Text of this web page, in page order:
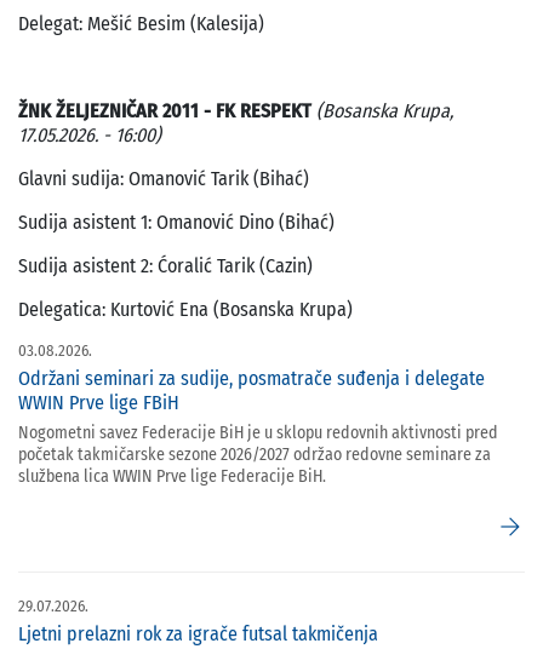
Delegat: Mešić Besim (Kalesija)
ŽNK ŽELJEZNIČAR 2011 - FK RESPEKT (Bosanska Krupa,
17.05.2026. - 16:00)
Glavni sudija: Omanović Tarik (Bihać)
Sudija asistent 1: Omanović Dino (Bihać)
Sudija asistent 2: Ćoralić Tarik (Cazin)
Delegatica: Kurtović Ena (Bosanska Krupa)
03.08.2026.
Održani seminari za sudije, posmatrače suđenja i delegate
WWIN Prve lige FBiH
Nogometni savez Federacije BiH je u sklopu redovnih aktivnosti pred
početak takmičarske sezone 2026/2027 održao redovne seminare za
službena lica WWIN Prve lige Federacije BiH.
arrow_forward
29.07.2026.
Ljetni prelazni rok za igrače futsal takmičenja